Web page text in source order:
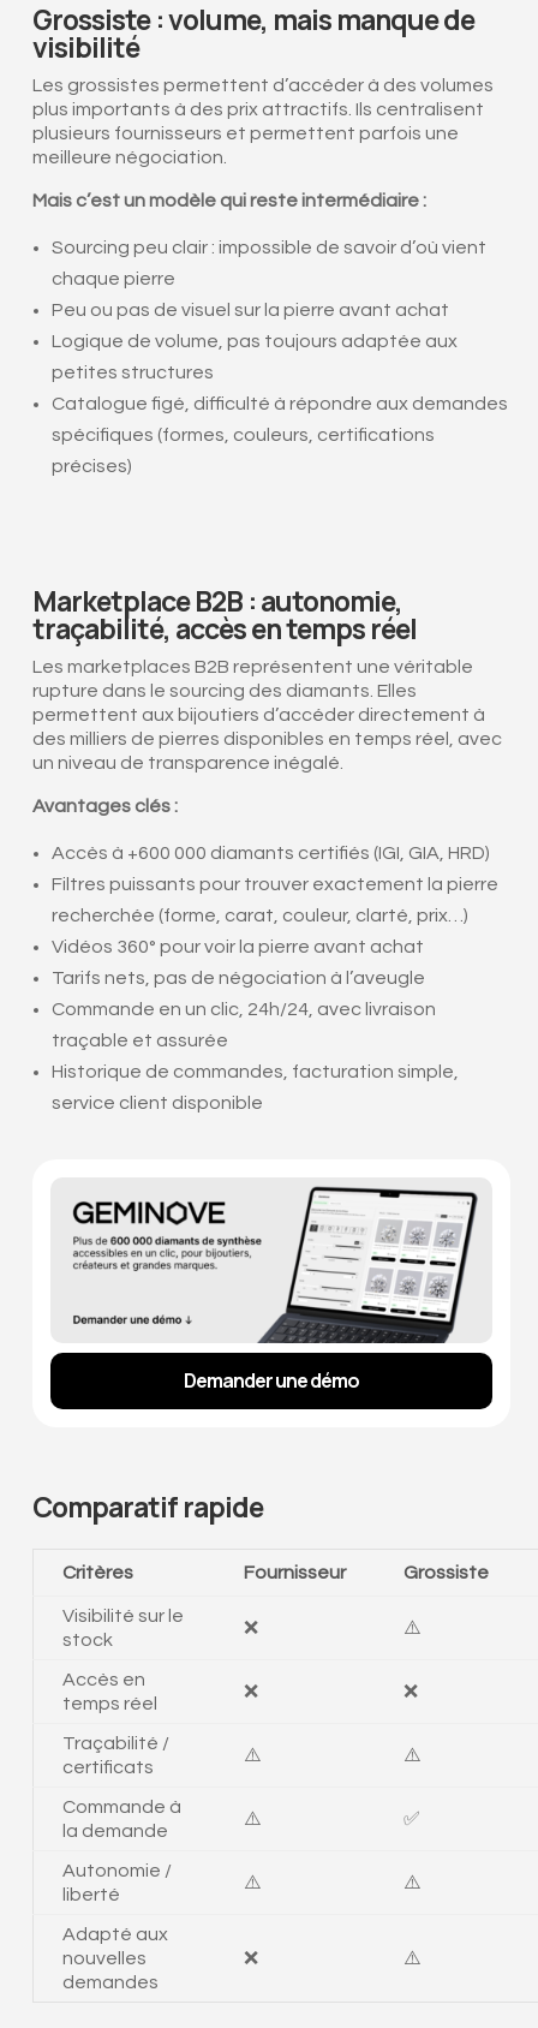
Grossiste : volume, mais manque de
visibilité
Les grossistes permettent d’accéder à des volumes
plus importants à des prix attractifs. Ils centralisent
plusieurs fournisseurs et permettent parfois une
meilleure négociation.
Mais c’est un modèle qui reste intermédiaire :
Sourcing peu clair : impossible de savoir d’où vient
chaque pierre
Peu ou pas de visuel sur la pierre avant achat
Logique de volume, pas toujours adaptée aux
petites structures
Catalogue figé, difficulté à répondre aux demandes
spécifiques (formes, couleurs, certifications
précises)
Marketplace B2B : autonomie,
traçabilité, accès en temps réel
Les marketplaces B2B représentent une véritable
rupture dans le sourcing des diamants. Elles
permettent aux bijoutiers d’accéder directement à
des milliers de pierres disponibles en temps réel, avec
un niveau de transparence inégalé.
Avantages clés :
Accès à +600 000 diamants certifiés (IGI, GIA, HRD)
Filtres puissants pour trouver exactement la pierre
recherchée (forme, carat, couleur, clarté, prix…)
Vidéos 360° pour voir la pierre avant achat
Tarifs nets, pas de négociation à l’aveugle
Commande en un clic, 24h/24, avec livraison
traçable et assurée
Historique de commandes, facturation simple,
service client disponible
Demander une démo
Comparatif rapide
Critères Fournisseur Grossiste
Visibilité sur le
stock
❌ ⚠️
Accès en
temps réel
❌ ❌
Traçabilité /
certificats
⚠️ ⚠️
Commande à
la demande
⚠️ ✅
Autonomie /
liberté
⚠️ ⚠️
Adapté aux
nouvelles
demandes
❌ ⚠️